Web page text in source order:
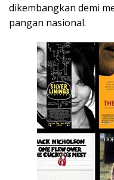
dikembangkan demi
pangan nasional.